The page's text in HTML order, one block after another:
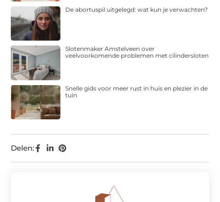
Delen:
De abortuspil uitgelegd: wat kun je verwachten?
Slotenmaker Amstelveen over
veelvoorkomende problemen met cilindersloten
Snelle gids voor meer rust in huis en plezier in de
tuin